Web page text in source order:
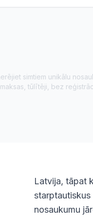
simtiem unikālu
tūlītēji, bez
Latvija, tāpat
starptautiskus
nosaukumu